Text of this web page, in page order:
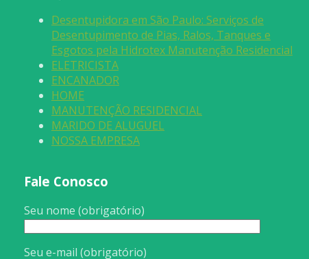
Desentupidora em São Paulo: Serviços de
Desentupimento de Pias, Ralos, Tanques e
Esgotos pela Hidrotex Manutenção Residencial
ELETRICISTA
ENCANADOR
HOME
MANUTENÇÃO RESIDENCIAL
MARIDO DE ALUGUEL
NOSSA EMPRESA
Fale Conosco
Seu nome (obrigatório)
Seu e-mail (obrigatório)